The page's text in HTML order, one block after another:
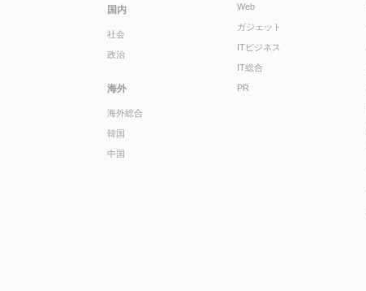
国内
社会
政治
海外
海外総合
韓国
中国
Web
ガジェット
ITビジネス
IT総合
PR